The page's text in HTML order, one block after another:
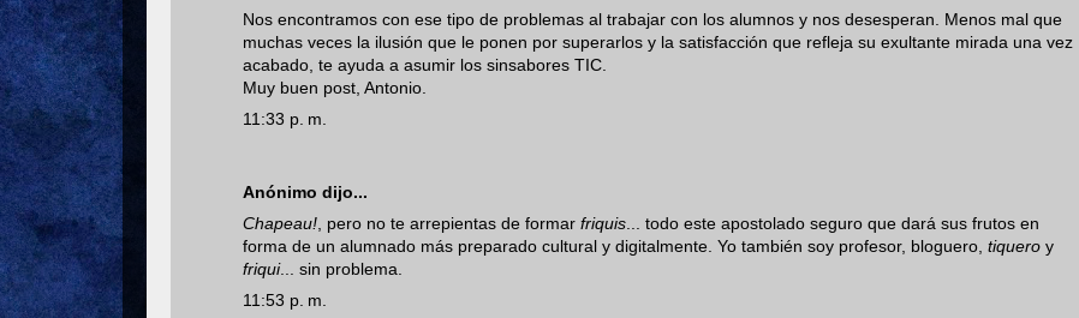
Nos encontramos con ese tipo de problemas al trabajar con los alumnos y nos desesperan. Menos mal que
muchas veces la ilusión que le ponen por superarlos y la satisfacción que refleja su exultante mirada una vez
acabado, te ayuda a asumir los sinsabores TIC.
Muy buen post, Antonio.
11:33 p. m.
Anónimo dijo...
Chapeau! , pero no te arrepientas de formar friquis ... todo este apostolado seguro que dará sus frutos en
forma de un alumnado más preparado cultural y digitalmente. Yo también soy profesor, bloguero, tiquero y
friqui... sin problema.
11:53 p. m.